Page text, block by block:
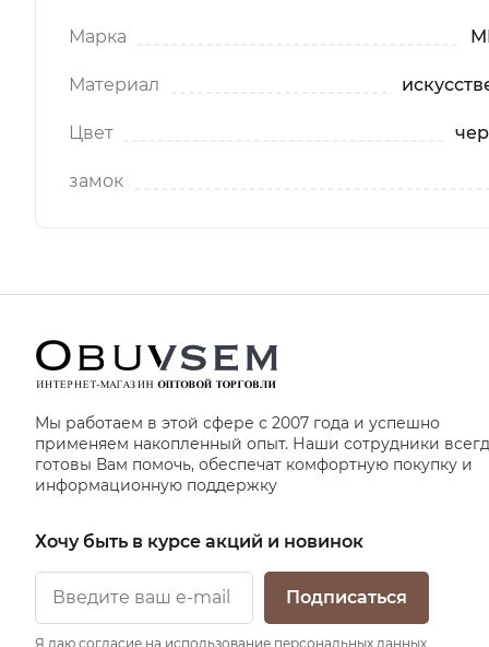
Марка
Материал
Цвет
замок
Мы работаем в этой сфере с 2007 года и успешно
применяем накопленный опыт. Наши сотрудники
готовы Вам помочь, обеспечат комфортную покупку и
информационную поддержку
Хочу быть в курсе акций и новинок
Подписаться
Я даю согласие на использование персональных данных